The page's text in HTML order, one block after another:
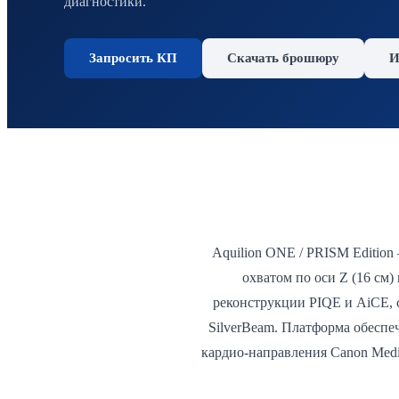
Запросить КП Скачать брошюру
Aquilion ONE / PRISM Edition
охватом по оси Z (16 см)
реконструкции PIQE и AiCE,
SilverBeam. Платформа
кардио-направления Canon